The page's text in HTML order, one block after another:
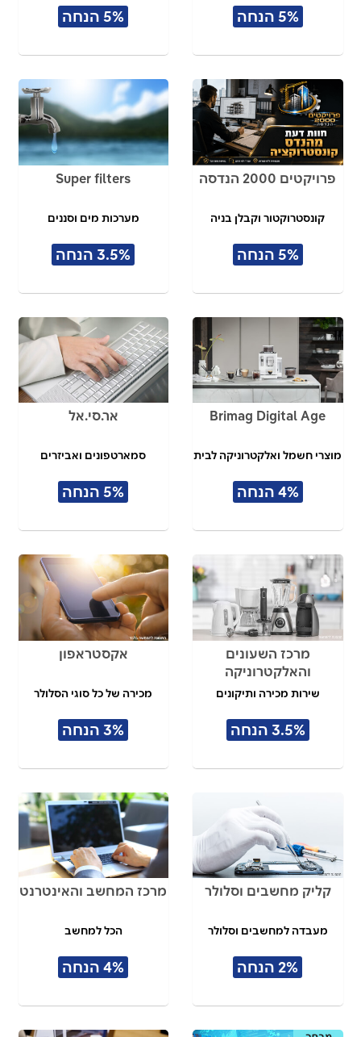
5% הנחה 5% הנחה
פרויקטים 2000 הנדסה
קונסטרוקטור וקבלן בניה
5% הנחה
Super filters
מערכות מים וסננים
3.5% הנחה
Brimag Digital Age
מוצרי חשמל ואלקטרוניקה לבית
4% הנחה
אר.סי.אל
סמארטפונים ואביזרים
5% הנחה
מרכז השעונים
והאלקטרוניקה
שירות מכירה ותיקונים
3.5% הנחה
אקסטראפון
מכירה של כל סוגי הסלולר
3% הנחה
קליק מחשבים וסלולר
מעבדה למחשבים וסלולר
2% הנחה
מרכז המחשב והאינטרנט
הכל למחשב
4% הנחה